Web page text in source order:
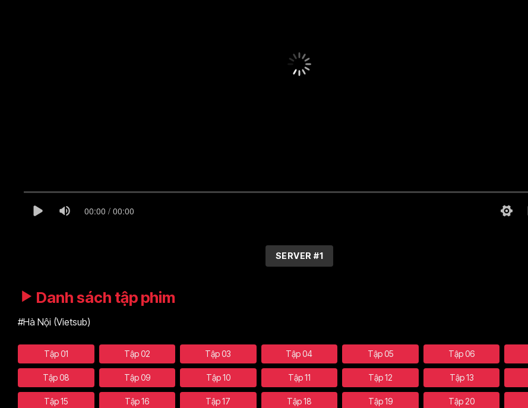
00:00 / 00:00
SERVER #1
Danh sách tập phim
#Hà Nội (Vietsub)
Tập 01 Tập 02 Tập 03 Tập 04 Tập 05 Tập 06
Tập 08 Tập 09 Tập 10 Tập 11 Tập 12 Tập 13
Tập 15 Tập 16 Tập 17 Tập 18 Tập 19 Tập 20